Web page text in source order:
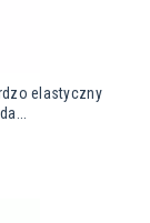
elastyczny